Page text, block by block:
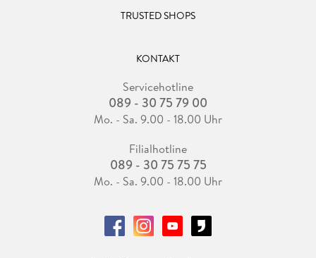
TRUSTED SHOPS
KONTAKT
Servicehotline
089 - 30 75 79 00
Mo. - Sa. 9.00 - 18.00 Uhr
Filialhotline
089 - 30 75 75 75
Mo. - Sa. 9.00 - 18.00 Uhr